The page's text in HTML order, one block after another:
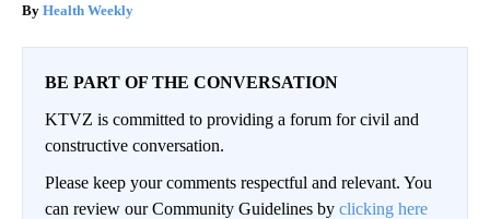
Health Weekly
BE PART OF THE CONVERSATION
KTVZ is committed to providing a forum for civil and
constructive conversation.
Please keep your comments respectful and relevant. You
can review our Community Guidelines by clicking here